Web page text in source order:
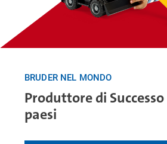
BRUDER NEL MONDO
Produttore di
paesi